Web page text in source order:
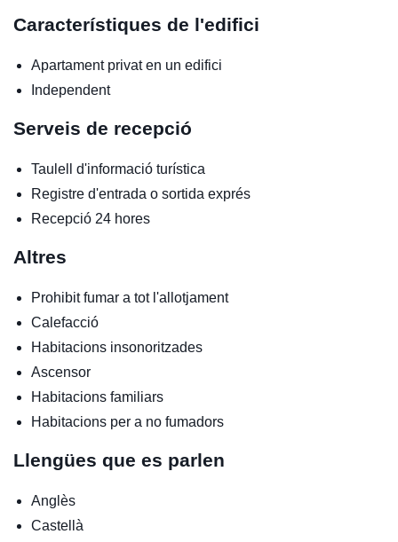
Característiques de l'edifici
Apartament privat en un edifici
Independent
Serveis de recepció
Taulell d'informació turística
Registre d'entrada o sortida exprés
Recepció 24 hores
Altres
Prohibit fumar a tot l'allotjament
Calefacció
Habitacions insonoritzades
Ascensor
Habitacions familiars
Habitacions per a no fumadors
Llengües que es parlen
Anglès
Castellà